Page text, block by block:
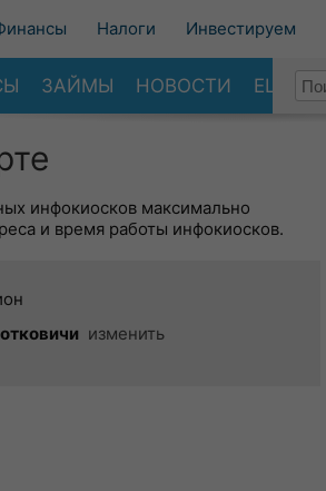
Налоги Инвестируем
ЗАЙМЫ НОВОСТИ ЕЩЕ
инфокиосков максимально
и время работы инфокиосков.
изменить